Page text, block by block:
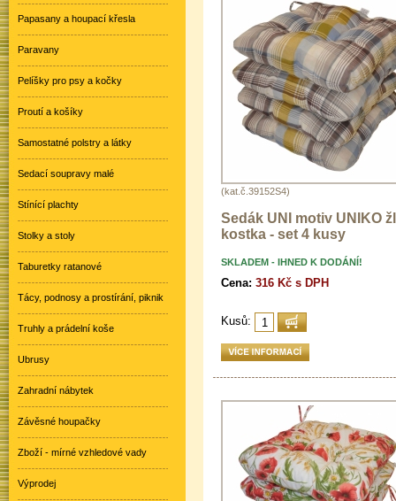
(kat.č.39152S4)
Sedák UNI motiv UNIKO
kostka - set 4 kusy
SKLADEM - IHNED K DODÁNÍ!
Cena: 316 Kč s DPH
Kusů:
Papasany a houpací křesla
Paravany
Pelíšky pro psy a kočky
Proutí a košíky
Samostatné polstry a látky
Sedací soupravy malé
Stínící plachty
Stolky a stoly
Taburetky ratanové
Tácy, podnosy a prostírání, piknik
Truhly a prádelní koše
Ubrusy
Zahradní nábytek
Závěsné houpačky
Zboží - mírné vzhledové vady
Výprodej